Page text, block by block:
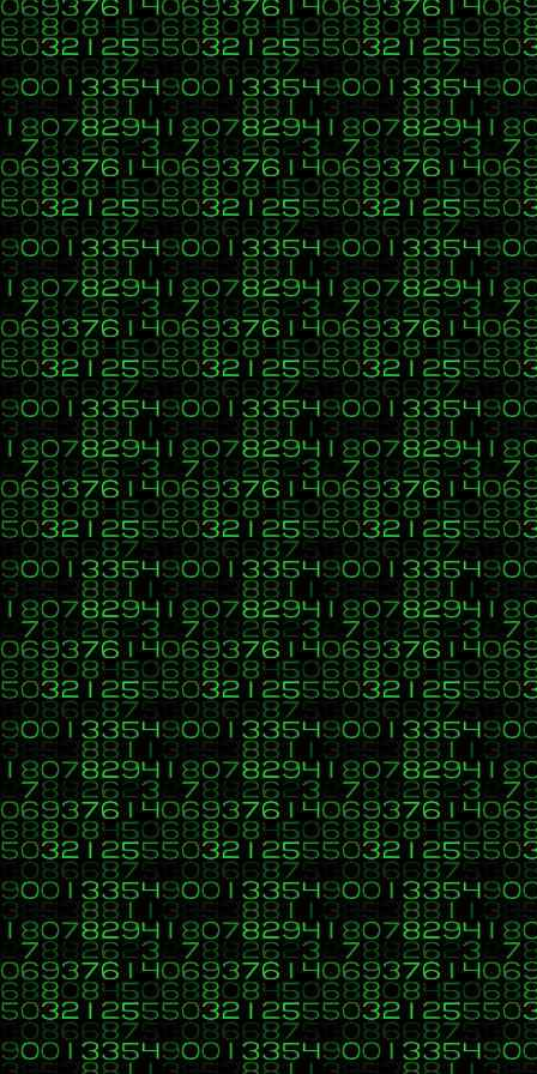
40
C, C++, C#, Java, Visual Basic, HTML, PHP, CSS,
«en:13 de Marzo 2017, 11:36 »
Hola SoCu,
te puse ese código que era lo que había entendido en tu
He visto tu código que has hecho ahora. Ví que al final lo
Saludos.
Páginas:1[2]3 4 7 ...15